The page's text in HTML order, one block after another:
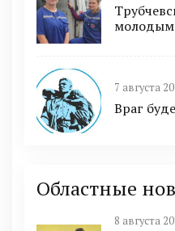
7 августа
Враг
Областные
8 августа